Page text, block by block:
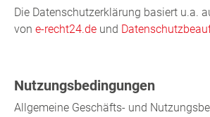
Die Datenschutzerklärung basiert u.a.
von e-recht24.de und
Nutzungsbedingungen
Allgemeine Geschäfts- und